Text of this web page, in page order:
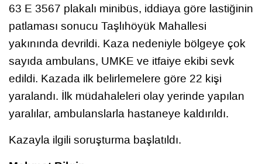
63 E 3567 plakalı minibüs, iddiaya göre lastiğinin
patlaması sonucu Taşlıhöyük Mahallesi
yakınında devrildi. Kaza nedeniyle bölgeye çok
sayıda ambulans, UMKE ve itfaiye ekibi sevk
edildi. Kazada ilk belirlemelere göre 22 kişi
yaralandı. İlk müdahaleleri olay yerinde yapılan
yaralılar, ambulanslarla hastaneye kaldırıldı.
Kazayla ilgili soruşturma başlatıldı.